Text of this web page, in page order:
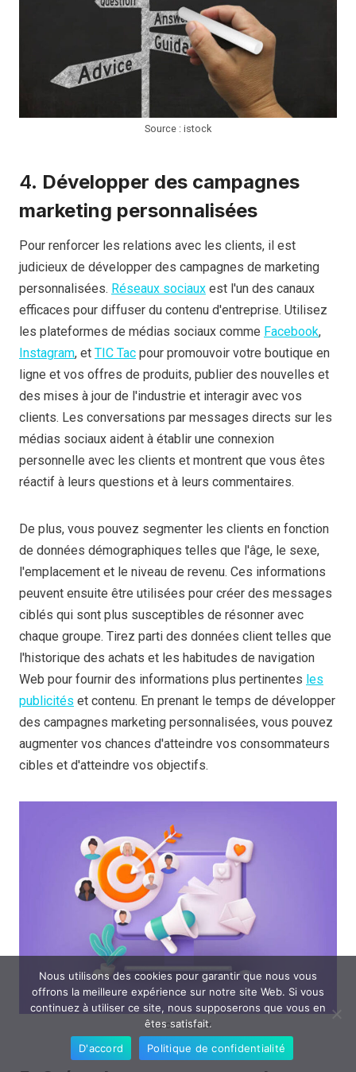
Source : istock
4. Développer des campagnes
marketing personnalisées
Pour renforcer les relations avec les clients, il est
judicieux de développer des campagnes de marketing
personnalisées. Réseaux sociaux est l'un des canaux
efficaces pour diffuser du contenu d'entreprise. Utilisez
les plateformes de médias sociaux comme Facebook,
Instagram, et TIC Tac pour promouvoir votre boutique en
ligne et vos offres de produits, publier des nouvelles et
des mises à jour de l'industrie et interagir avec vos
clients. Les conversations par messages directs sur les
médias sociaux aident à établir une connexion
personnelle avec les clients et montrent que vous êtes
réactif à leurs questions et à leurs commentaires.
De plus, vous pouvez segmenter les clients en fonction
de données démographiques telles que l'âge, le sexe,
l'emplacement et le niveau de revenu. Ces informations
peuvent ensuite être utilisées pour créer des messages
ciblés qui sont plus susceptibles de résonner avec
chaque groupe. Tirez parti des données client telles que
l'historique des achats et les habitudes de navigation
Web pour fournir des informations plus pertinentes les
publicités et contenu. En prenant le temps de développer
des campagnes marketing personnalisées, vous pouvez
augmenter vos chances d'atteindre vos consommateurs
cibles et d'atteindre vos objectifs.
Source : istock
Nous utilisons des cookies pour garantir que nous vous
offrons la meilleure expérience sur notre site Web. Si vous
continuez à utiliser ce site, nous supposerons que vous en
êtes satisfait.
D'accord
Politique de confidentialité